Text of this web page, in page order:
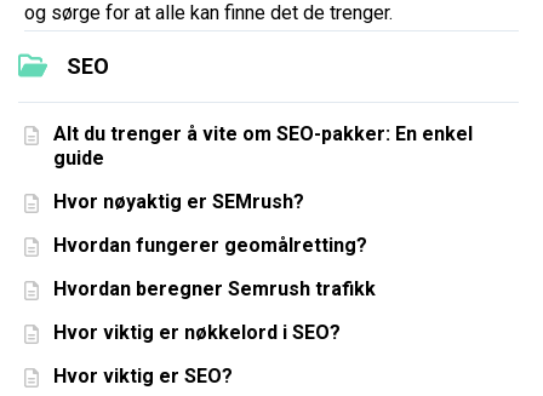
SEO
Alt du trenger å vite om SEO-pakker: En enkel
guide
Hvor nøyaktig er SEMrush?
Hvordan fungerer geomålretting?
Hvordan beregner Semrush trafikk
Hvor viktig er nøkkelord i SEO?
Hvor viktig er SEO?
og sørge for at alle kan finne det de trenger.